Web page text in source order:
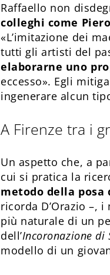
Raffaello non
colleghi come
«L’imitazione dei
tutti gli artisti del
elaborarne uno
eccesso». Egli
ingenerare alcun
A Firenze tra i
Un aspetto che, a
cui si pratica la
metodo della
ricorda D’Orazio –,
più naturale di un
dell’Incoronazione di
modello di un